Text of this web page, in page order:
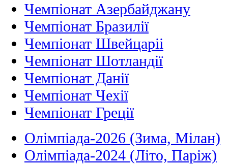
Чемпіонат Азербайджану
Чемпіонат Бразилії
Чемпіонат Швейцаріі
Чемпіонат Шотландії
Чемпіонат Данії
Чемпіонат Чехії
Чемпіонат Греції
Олімпіада-2026 (Зима, Мілан)
Олімпіада-2024 (Літо, Паріж)